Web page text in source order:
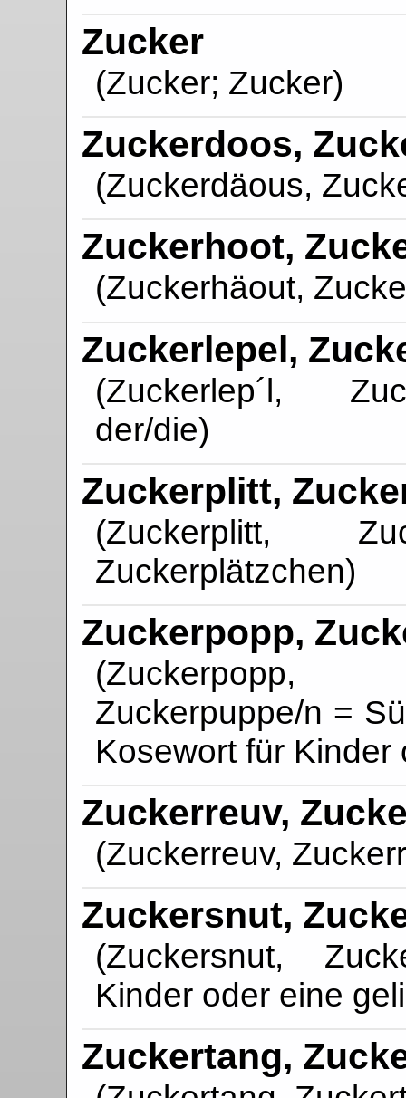
Zucker
(Zucker; Zucker)
Zuckerdoos,
(Zuckerdäous,
Zuckerhoot,
(Zuckerhäout,
Zuckerlepel,
(Zuckerlep´l,
der/die)
Zuckerplitt,
(Zuckerplitt,
Zuckerplätzchen)
Zuckerpopp,
(Zuckerpopp,
Zuckerpuppe/n =
Kosewort für
Zuckerreuv,
(Zuckerreuv,
Zuckersnut,
(Zuckersnut,
Kinder oder eine
Zuckertang,